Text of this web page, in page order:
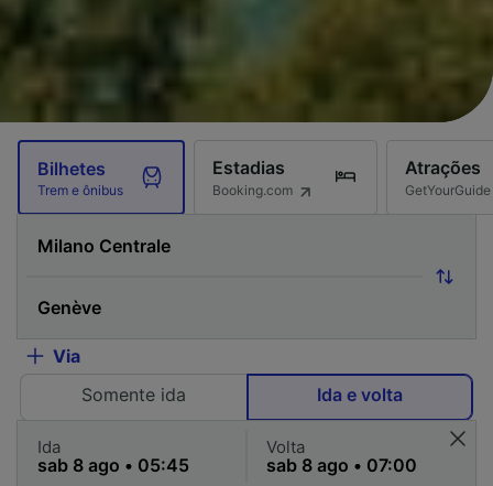
Bilhetes
Trem e ônibus
Estadias
Booking.com
Atrações
GetYourGuide
Via
Somente ida
Ida e volta
Ida Volta